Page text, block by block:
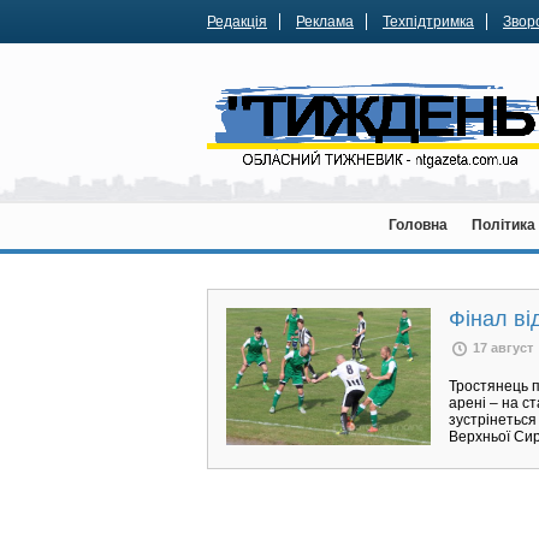
Редакція Реклама Техпідтримка
Головна Політика
Фінал
17 август
Тростянець
арені – на
Верхньої